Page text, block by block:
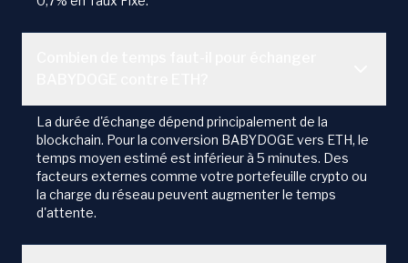
La durée d'échange dépend principalement de la
blockchain. Pour la conversion BABYDOGE vers ETH, le
temps moyen estimé est inférieur à 5 minutes. Des
facteurs externes comme votre portefeuille crypto ou
la charge du réseau peuvent augmenter le temps
d'attente.